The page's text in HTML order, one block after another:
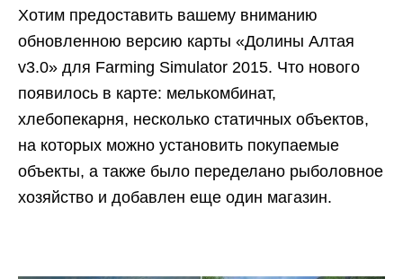
Хотим предоставить вашему вниманию
обновленною версию карты «Долины Алтая
v3.0» для Farming Simulator 2015. Что нового
появилось в карте: мелькомбинат,
хлебопекарня, несколько статичных объектов,
на которых можно установить покупаемые
объекты, а также было переделано рыболовное
хозяйство и добавлен еще один магазин.